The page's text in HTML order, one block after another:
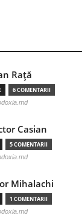
Raţă
6 COMENTARII
Casian
5 COMENTARII
Mihalachi
1 COMENTARII